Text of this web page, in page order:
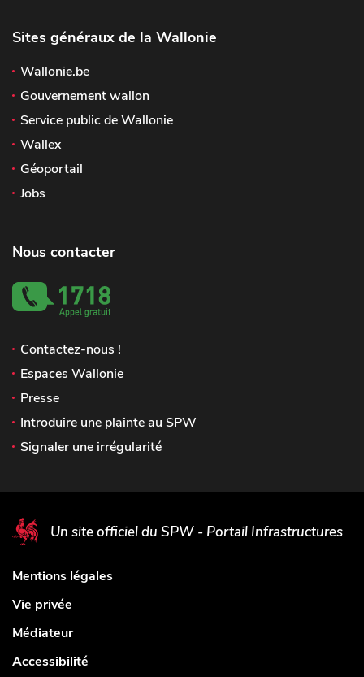
Sites généraux de la Wallonie
Wallonie.be
Gouvernement wallon
Service public de Wallonie
Wallex
Géoportail
Jobs
Nous contacter
Contactez-nous !
Espaces Wallonie
Presse
Introduire une plainte au SPW
Signaler une irrégularité
Un site officiel du SPW - Portail Infrastructures
Mentions légales
Vie privée
Médiateur
Accessibilité